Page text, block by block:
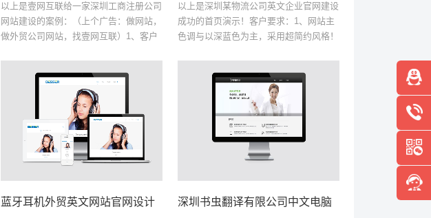
以上是壹网互联给一家深圳工商注册公司
网站建设的案例：（上个广告：做网站，
做外贸公司网站，找壹网互联）1、客户
网站建设电脑版首页的案...
以上是深圳某物流公司英文企业官网建设
成功的首页演示！客户要求：1、网站主
色调与以深蓝色为主，采用超简约风格！